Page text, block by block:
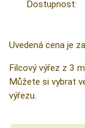
Dostupnost:
Uvedená cena je
Filcový výřez z 3
Můžete si vybrat
výřezu.